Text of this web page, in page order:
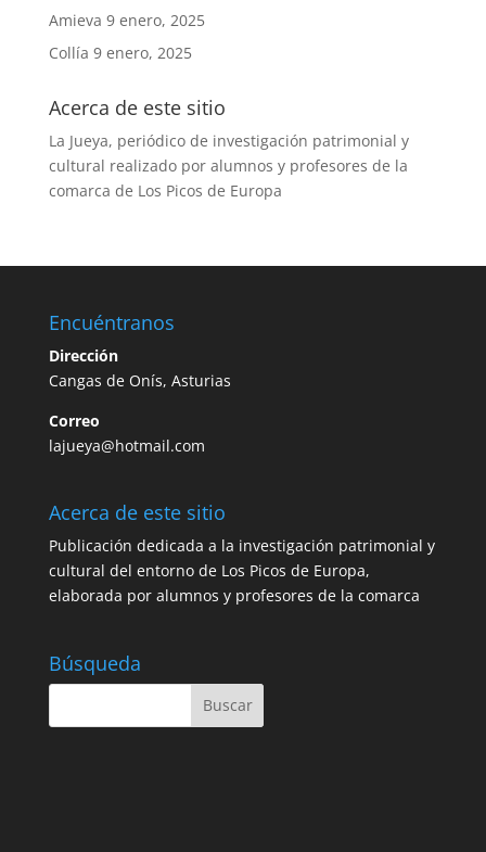
Amieva 9 enero, 2025
Collía 9 enero, 2025
Acerca de este sitio
La Jueya, periódico de investigación patrimonial y
cultural realizado por alumnos y profesores de la
comarca de Los Picos de Europa
Encuéntranos
Dirección
Cangas de Onís, Asturias
Correo
lajueya@hotmail.com
Acerca de este sitio
Publicación dedicada a la investigación patrimonial y
cultural del entorno de Los Picos de Europa,
elaborada por alumnos y profesores de la comarca
Búsqueda